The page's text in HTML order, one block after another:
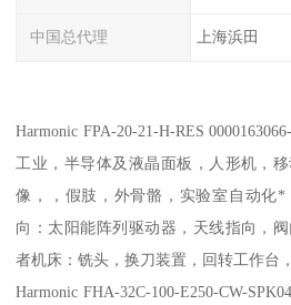
中国总代理 上海浜田
Harmonic FPA-20-21-H-RES
工业，半导体及液晶面板，人形机，
像，，假肢，外骨骼，实验室自动化
向：太阳能阵列驱动器，天线指向，
者机床：铣头，换刀装置，回转工作台
Harmonic FHA-32C-100-E250-CW-